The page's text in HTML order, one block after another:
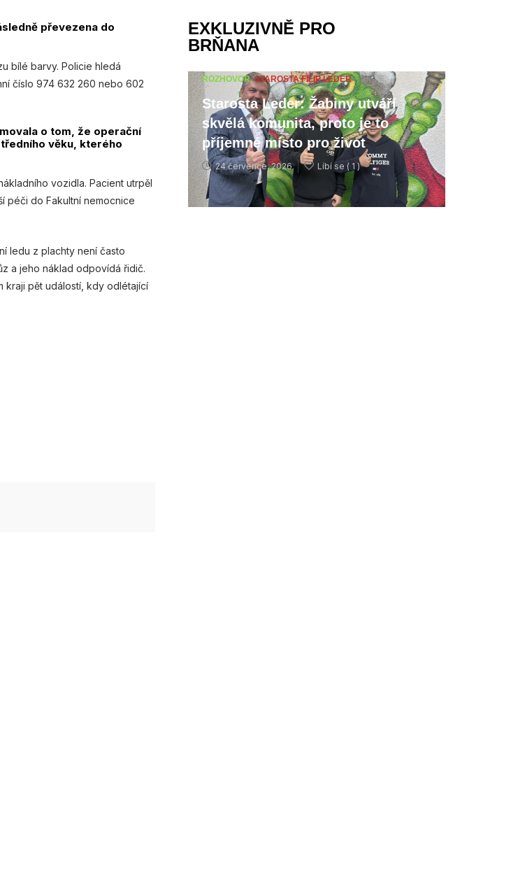
převezena do
bílé barvy. Policie hledá
číslo 974 632 260 nebo 602
o tom, že operační
věku, kterého
vozidla. Pacient utrpěl
péči do Fakultní nemocnice
ledu z plachty není často
a jeho náklad odpovídá řidič.
kraji pět událostí, kdy odlétající
EXKLUZIVNĚ PRO
BRŇANA
ROZHOVOR,STAROSTA FILIP LEDER
Starosta Leder: Žabiny utváří
skvělá komunita, proto je to
příjemné místo pro život
24 července, 2026 Líbí se ( 1 )